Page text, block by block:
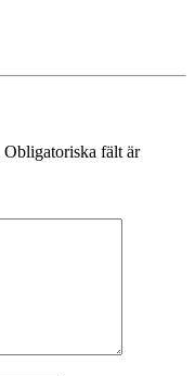
Obligatoriska fält är